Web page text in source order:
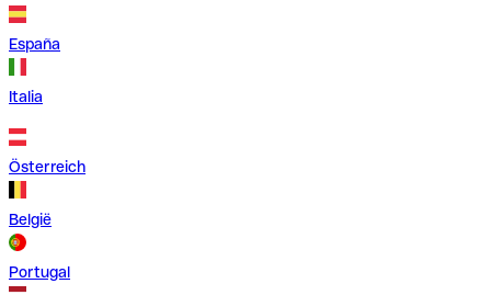
España
Italia
Österreich
België
Portugal